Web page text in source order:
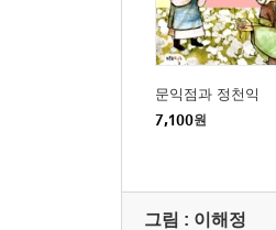
해방에서 분단까지_
해방에서 분단까지
문익점과 정천익
7,100원
그림 : 이해정